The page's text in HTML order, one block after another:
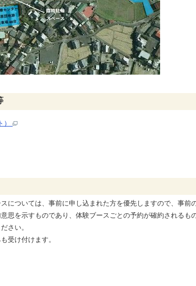
）
については、事前に申し込まれた方を優先しますので、事前
思を示すものであり、体験ブースごとの予約が確約されるも
さい。
受け付けます。